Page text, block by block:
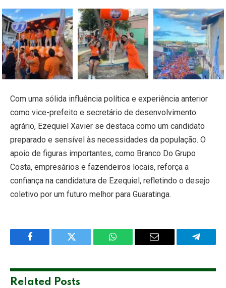
Com uma sólida influência política e experiência anterior
como vice-prefeito e secretário de desenvolvimento
agrário, Ezequiel Xavier se destaca como um candidato
preparado e sensível às necessidades da população. O
apoio de figuras importantes, como Branco Do Grupo
Costa, empresários e fazendeiros locais, reforça a
confiança na candidatura de Ezequiel, refletindo o desejo
coletivo por um futuro melhor para Guaratinga.
Facebook Twitter WhatsApp Email
Related Posts